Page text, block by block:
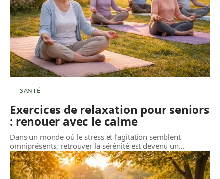
SANTÉ
Exercices de relaxation pour seniors
: renouer avec le calme
Dans un monde où le stress et l’agitation semblent
omniprésents, retrouver la sérénité est devenu un…